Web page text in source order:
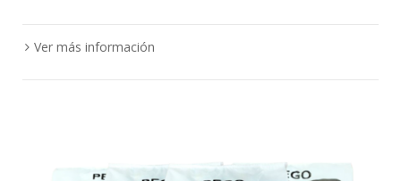
Ver más información